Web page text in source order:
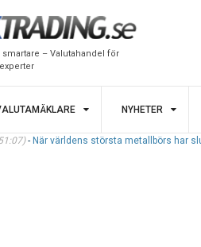
smartare – Valutahandel för
NYHETER
världens största metallbörs har slut på